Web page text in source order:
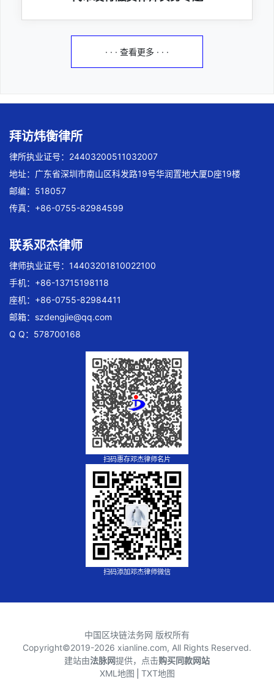
· · · 查看更多 · · ·
拜访炜衡律所
律所执业证号：24403200511032007
地址：广东省深圳市南山区科发路19号华润置地大厦D座19楼
邮编：518057
传真：+86-0755-82984599
联系邓杰律师
律师执业证号：14403201810022100
手机：+86-13715198118
座机：+86-0755-82984411
邮箱： szdengjie@qq.com
Q Q：578700168
扫码惠存邓杰律师名片
扫码添加邓杰律师微信
中国区块链法务网 版权所有
Copyright©2019-2026 xianline.com, All Rights Reserved.
建站由法脉网提供，点击购买同款网站
XML地图
TXT地图